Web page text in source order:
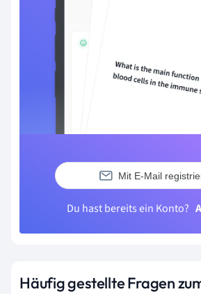
Mit E-Mail
Du hast bereits ein Konto?
Häufig gestellte Fragen